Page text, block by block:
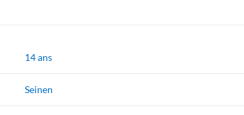
14 ans
Seinen